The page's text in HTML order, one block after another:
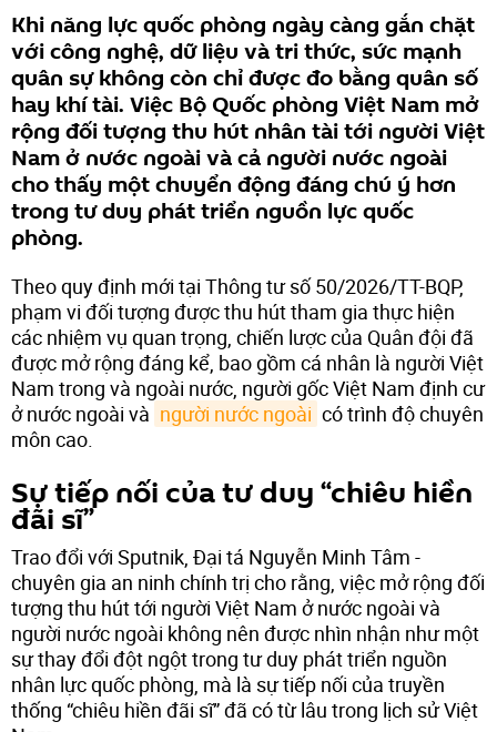
Khi năng lực quốc phòng ngày càng gắn chặt
với công nghệ, dữ liệu và tri thức, sức mạnh
quân sự không còn chỉ được đo bằng quân số
hay khí tài. Việc Bộ Quốc phòng Việt Nam mở
rộng đối tượng thu hút nhân tài tới người Việt
Nam ở nước ngoài và cả người nước ngoài
cho thấy một chuyển động đáng chú ý hơn
trong tư duy phát triển nguồn lực quốc
phòng.
Theo quy định mới tại Thông tư số 50/2026/TT-BQP,
phạm vi đối tượng được thu hút tham gia thực hiện
các nhiệm vụ quan trọng, chiến lược của Quân đội đã
được mở rộng đáng kể, bao gồm cá nhân là người Việt
Nam trong và ngoài nước, người gốc Việt Nam định cư
ở nước ngoài và người nước ngoài có trình độ chuyên
môn cao.
Sự tiếp nối của tư duy “chiêu hiền
đãi sĩ”
Trao đổi với Sputnik, Đại tá Nguyễn Minh Tâm -
chuyên gia an ninh chính trị cho rằng, việc mở rộng đối
tượng thu hút tới người Việt Nam ở nước ngoài và
người nước ngoài không nên được nhìn nhận như một
sự thay đổi đột ngột trong tư duy phát triển nguồn
nhân lực quốc phòng, mà là sự tiếp nối của truyền
thống “chiêu hiền đãi sĩ” đã có từ lâu trong lịch sử Việt